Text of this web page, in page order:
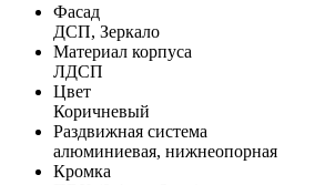
Фасад
ДСП, Зеркало
Материал корпуса
ЛДСП
Цвет
Коричневый
Раздвижная система
алюминиевая, нижнеопорная
Кромка